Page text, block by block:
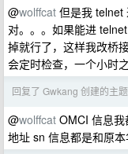
@wolffcat 但是我 telnet
对。。。如果能进
掉就行了，这样我改桥
会定时检查，一个小时
回复了 Gwkang 创建的主题
@wolffcat OMCI 信息
地址 sn 信息都是和原